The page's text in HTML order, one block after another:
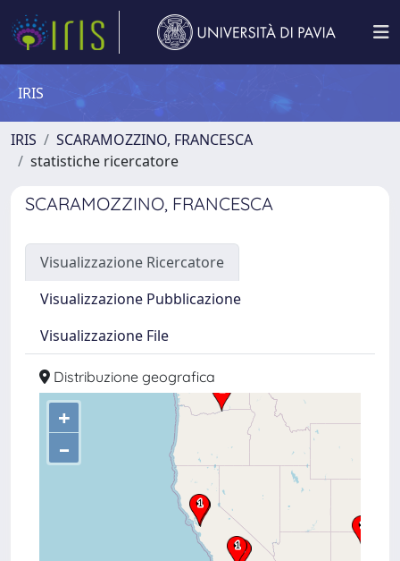
IRIS
IRIS
SCARAMOZZINO, FRANCESCA
statistiche ricercatore
SCARAMOZZINO, FRANCESCA
Visualizzazione Ricercatore
Visualizzazione Pubblicazione
Visualizzazione File
Distribuzione geografica
+
–